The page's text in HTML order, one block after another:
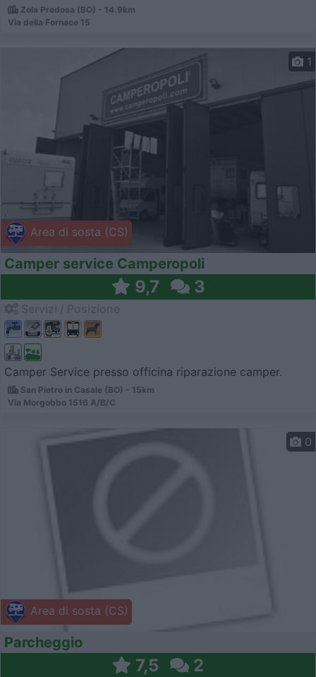
Zola Predosa (BO) - 14.9km
Via della Fornace 15
Area di sosta (CS)
1
Camper service Camperopoli
9,7 3
Camper Service presso officina riparazione camper.
San Pietro in Casale (BO) - 15km
Via Morgobbo 1516 A/B/C
Area di sosta (CS)
0
Parcheggio
7,5 2